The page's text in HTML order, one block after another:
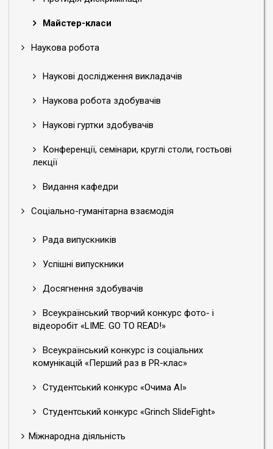
Майстер-класи
Наукова робота
Наукові дослідження викладачів
Наукова робота здобувачів
Наукові гуртки здобувачів
Конференції, семінари, круглі столи, гостьові
лекції
Видання кафедри
Соціально-гуманітарна взаємодія
Рада випускників
Успішні випускники
Досягнення здобувачів
Всеукраїнський творчий конкурс фото- і
відеоробіт «LIME. GO TO READ!»
Всеукраїнський конкурс із соціальних
комунікацій «Перший раз в PR-клас»
Студентський конкурс «Очима АІ»
Студентський конкурс «Grinch SlideFight»
Міжнародна діяльність